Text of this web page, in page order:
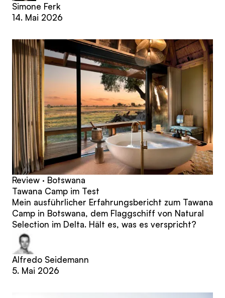
Simone Ferk
14. Mai 2026
Review · Botswana
Tawana Camp im Test
Mein ausführlicher Erfahrungsbericht zum Tawana
Camp in Botswana, dem Flaggschiff von Natural
Selection im Delta. Hält es, was es verspricht?
Alfredo Seidemann
5. Mai 2026